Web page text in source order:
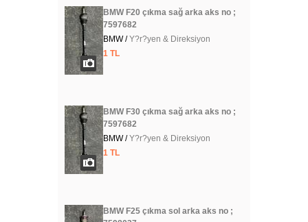
BMW F20 çıkma sağ arka aks no ;
7597682
BMW /Y?r?yen & Direksiyon
1 TL
BMW F30 çıkma sağ arka aks no ;
7597682
BMW /Y?r?yen & Direksiyon
1 TL
BMW F25 çıkma sol arka aks no ;